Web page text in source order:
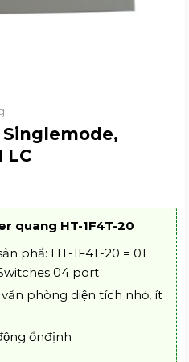
LC
quang HT-1F4T-20
phẩ: HT-1F4T-20 = 01
04 port
phòng diện tích nhỏ, ít
ổnđịnh